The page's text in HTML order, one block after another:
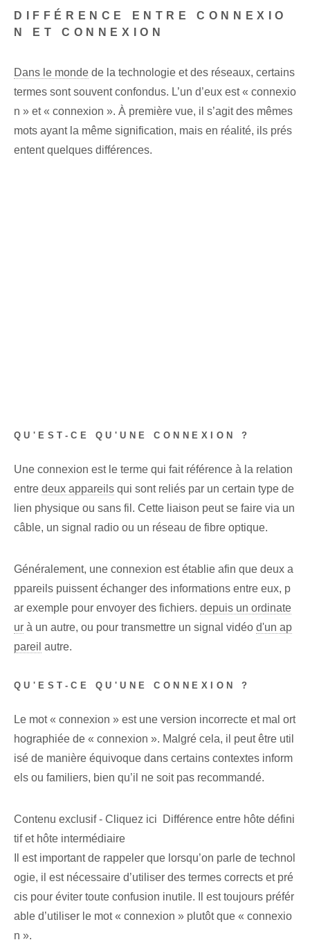
DIFFÉRENCE ENTRE CONNEXIO
N ET CONNEXION
Dans le monde de la technologie et des réseaux, certains
termes sont souvent confondus. L’un d’eux est « connexio
n » et « connexion ». À première vue, il s’agit des mêmes
mots ayant la même signification, mais en réalité, ils prés
entent quelques différences.
QU'EST-CE QU'UNE CONNEXION ?
Une connexion est le terme qui fait référence à la relation
entre deux appareils qui sont reliés par un certain type de
lien physique ou sans fil. Cette liaison peut se faire via un
câble, un signal radio ou un réseau de fibre optique.
Généralement, une connexion est établie afin que deux a
ppareils puissent échanger des informations entre eux, p
ar exemple pour envoyer des fichiers. depuis un ordinate
ur à un autre, ou pour transmettre un signal vidéo d'un ap
pareil autre.
QU'EST-CE QU'UNE CONNEXION ?
Le mot « connexion » est une version incorrecte et mal ort
hographiée de « connexion ». Malgré cela, il peut être util
isé de manière équivoque dans certains contextes inform
els ou familiers, bien qu’il ne soit pas recommandé.
Contenu exclusif - Cliquez ici Différence entre hôte défini
tif et hôte intermédiaire
Il est important de rappeler que lorsqu’on parle de technol
ogie, il est nécessaire d’utiliser des termes corrects et pré
cis pour éviter toute confusion inutile. Il est toujours préfér
able d’utiliser le mot « connexion » plutôt que « connexio
n ».